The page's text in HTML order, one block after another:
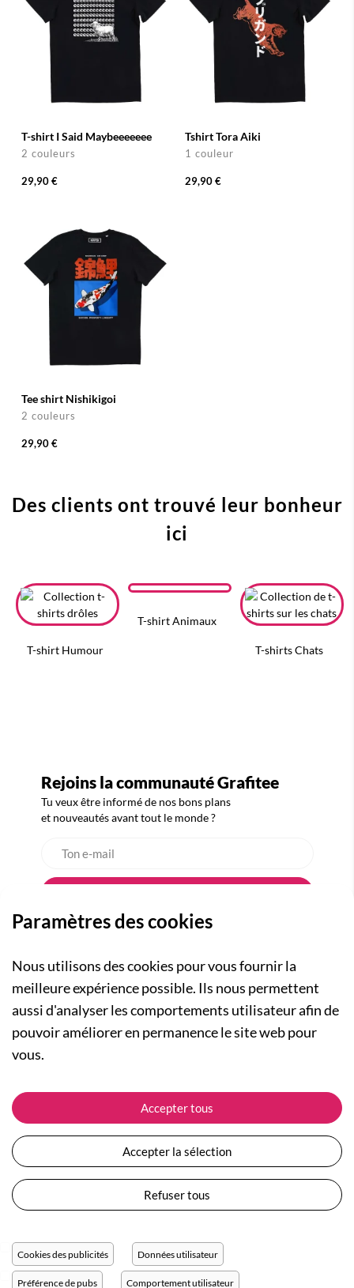
T-shirt I Said Maybeeeeeee
2 couleurs
29,90 €
Tshirt Tora Aiki
1 couleur
29,90 €
Tee shirt Nishikigoi
2 couleurs
29,90 €
Des clients ont trouvé leur bonheur
ici
T-shirt Humour
T-shirt Animaux
T-shirts Chats
Rejoins la communauté Grafitee
Tu veux être informé de nos bons plans
et nouveautés avant tout le monde ?
A PROPOS
Qui sommes-nous ?
Actualités
Nos engagements
Plan du site
Devenir revendeur
NOS RUBRIQUES
Collection Femme
Collection Enfants
Les Totebags
Nos différents thèmes
ASSISTANCE
Suivre ma commande
Expédition et livraison
Retour et remboursement
Moyens de paiement
Questions / Réponses
Conditions générales de vente
Protection des données personnelles
Réglage des cookies
Paramètres des cookies
Nous utilisons des cookies pour vous fournir la
meilleure expérience possible. Ils nous permettent
aussi d'analyser les comportements utilisateur afin de
pouvoir améliorer en permanence le site web pour
vous.
Accepter tous
Accepter la sélection
Refuser tous
Cookies des publicités Données utilisateur
Préférence de pubs Comportement utilisateur